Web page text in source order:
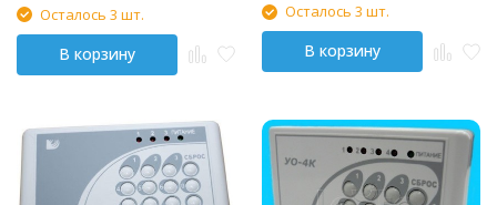
Осталось 3 шт.
В корзину
Осталось 3 шт.
В корзину